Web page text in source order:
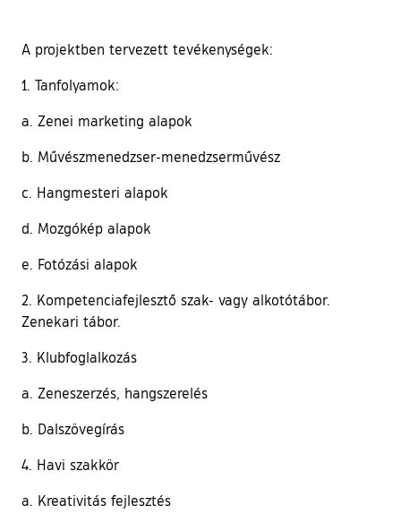
A projektben tervezett tevékenységek:
1. Tanfolyamok:
a. Zenei marketing alapok
b. Művészmenedzser-menedzserművész
c. Hangmesteri alapok
d. Mozgókép alapok
e. Fotózási alapok
2. Kompetenciafejlesztő szak- vagy alkotótábor.
Zenekari tábor.
3. Klubfoglalkozás
a. Zeneszerzés, hangszerelés
b. Dalszövegírás
4. Havi szakkör
a. Kreativitás fejlesztés